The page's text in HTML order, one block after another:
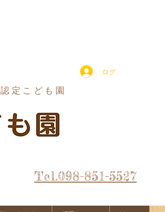
ログイン
定こども園
Tel.098-851-5527